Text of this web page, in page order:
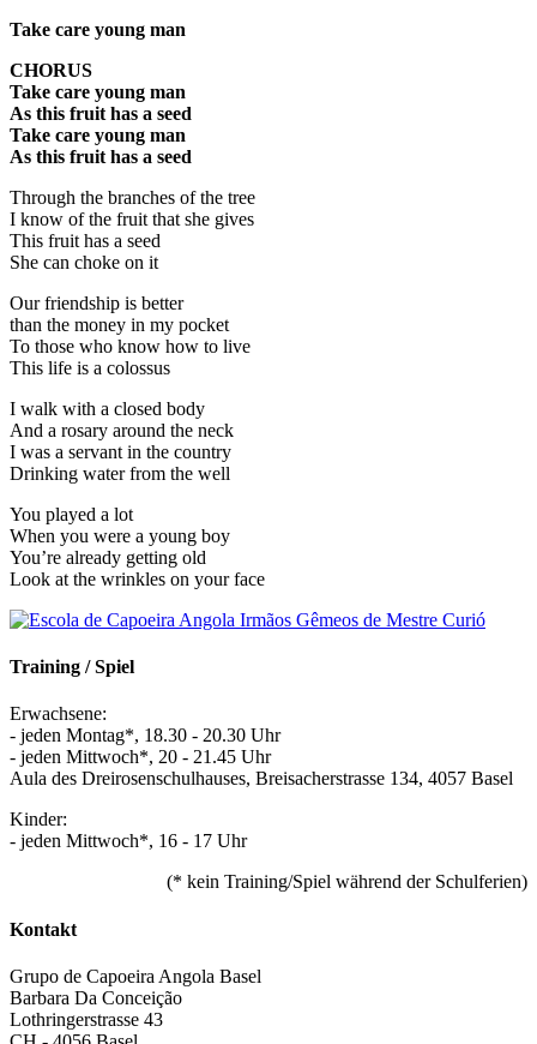
Take care young man
CHORUS
Take care young man
As this fruit has a seed
Take care young man
As this fruit has a seed
Through the branches of the tree
I know of the fruit that she gives
This fruit has a seed
She can choke on it
Our friendship is better
than the money in my pocket
To those who know how to live
This life is a colossus
I walk with a closed body
And a rosary around the neck
I was a servant in the country
Drinking water from the well
You played a lot
When you were a young boy
You’re already getting old
Look at the wrinkles on your face
Training / Spiel
Erwachsene:
- jeden Montag*, 18.30 - 20.30 Uhr
- jeden Mittwoch*, 20 - 21.45 Uhr
Aula des Dreirosenschulhauses, Breisacherstrasse 134, 4057 Basel
Kinder:
- jeden Mittwoch*, 16 - 17 Uhr
(* kein Training/Spiel während der Schulferien)
Kontakt
Grupo de Capoeira Angola Basel
Barbara Da Conceição
Lothringerstrasse 43